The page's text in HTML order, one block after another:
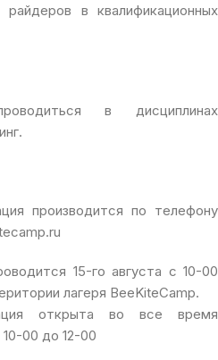
в квалификационных
в дисциплинах
производится по телефону
15-го августа с 10-00
лагеря BeeKiteCamp.
открыта во все время
00 до 12-00